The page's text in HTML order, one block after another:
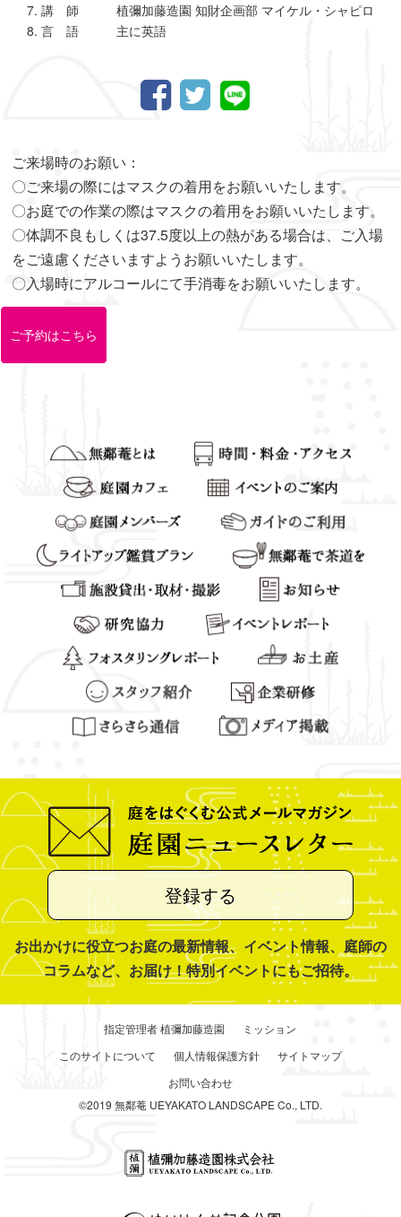
講 師 植彌加藤造園 知財企画部 マイケル・シャピロ
言 語 主に英語
ご来場時のお願い：
〇ご来場の際にはマスクの着用をお願いいたします。
〇お庭での作業の際はマスクの着用をお願いいたします。
〇体調不良もしくは37.5度以上の熱がある場合は、ご入場
をご遠慮くださいますようお願いいたします。
〇入場時にアルコールにて手消毒をお願いいたします。
ご予約はこちら
登録する
お出かけに役立つお庭の最新情報、イベント情報、庭師の
コラムなど、お届け！特別イベントにもご招待。
指定管理者 植彌加藤造園
ミッション
このサイトについて
個人情報保護方針
サイトマップ
お問い合わせ
©2019 無鄰菴 UEYAKATO LANDSCAPE Co., LTD.